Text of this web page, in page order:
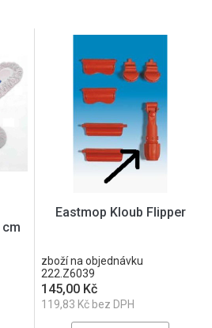
Eastmop Kloub Flipper
zboží na objednávku
222.Z6039
145,00 Kč
119,83 Kč bez DPH